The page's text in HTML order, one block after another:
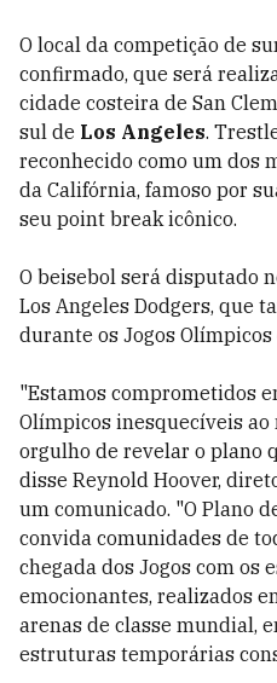
O local da competição de
confirmado, que será
cidade costeira de San
sul de Los Angeles.
reconhecido como um dos
da Califórnia, famoso por
seu point break icônico.
O beisebol será disputado
Los Angeles Dodgers, que
durante os Jogos Olímpicos
"Estamos comprometidos
Olímpicos inesquecíveis
orgulho de revelar o plano
disse Reynold Hoover,
um comunicado. "O Plano
convida comunidades de
chegada dos Jogos com os
emocionantes, realizados
arenas de classe mundial,
estruturas temporárias